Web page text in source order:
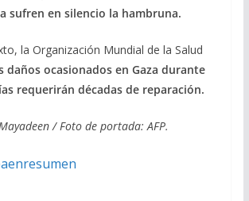
sufren en silencio la hambruna.
la Organización Mundial de la Salud
daños ocasionados en Gaza durante
requerirán décadas de reparación.
/ Foto de portada: AFP.